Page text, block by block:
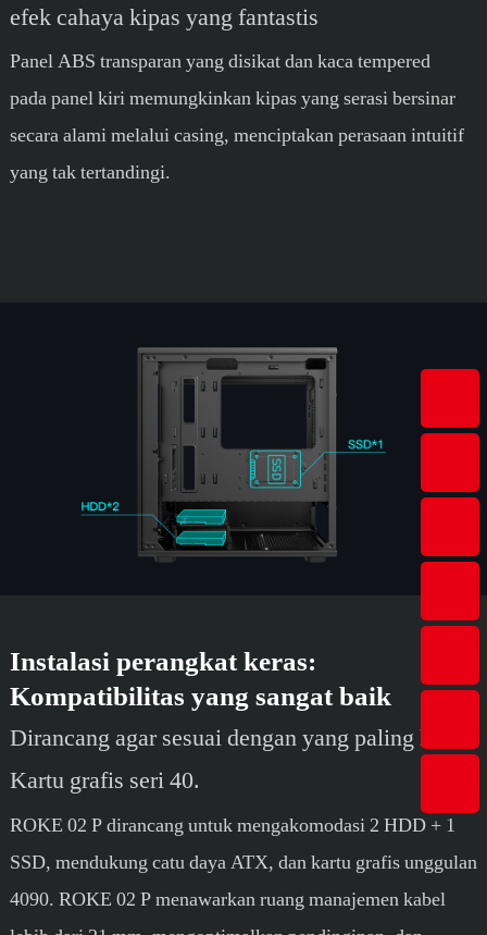
efek cahaya kipas yang fantastis
Panel ABS transparan yang disikat dan kaca tempered
pada panel kiri memungkinkan kipas yang serasi bersinar
secara alami melalui casing, menciptakan perasaan intuitif
yang tak tertandingi.
Instalasi perangkat keras:
Kompatibilitas yang sangat baik
Dirancang agar sesuai dengan yang paling kuat
Kartu grafis seri 40.
ROKE 02 P dirancang untuk mengakomodasi 2 HDD + 1
SSD, mendukung catu daya ATX, dan kartu grafis unggulan
4090. ROKE 02 P menawarkan ruang manajemen kabel